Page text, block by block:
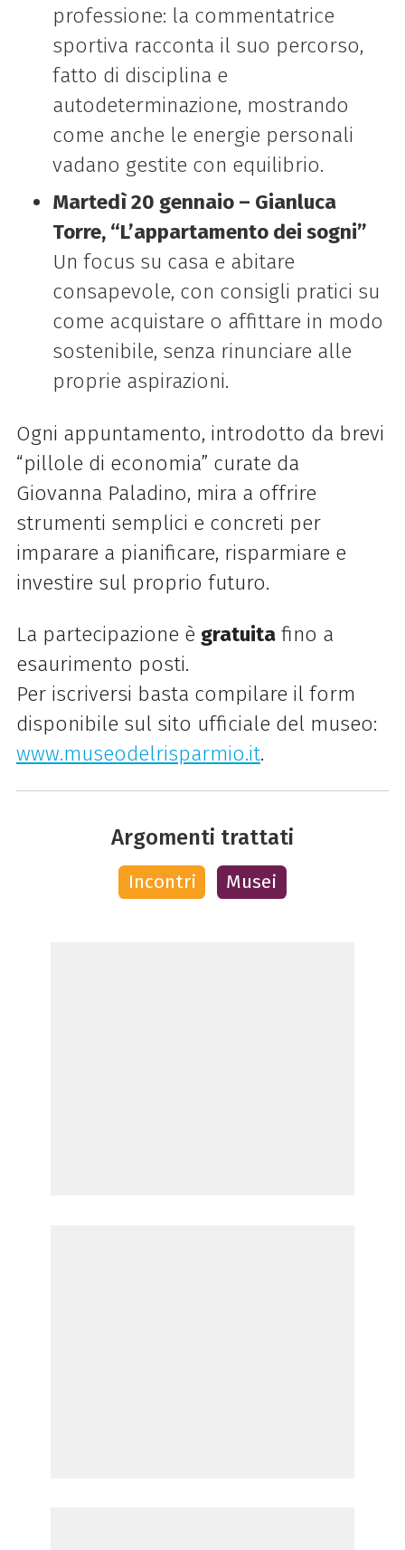
professione: la commentatrice
sportiva racconta il suo percorso,
fatto di disciplina e
autodeterminazione, mostrando
come anche le energie personali
vadano gestite con equilibrio.
Martedì 20 gennaio – Gianluca
Torre, “L’appartamento dei sogni”
Un focus su casa e abitare
consapevole, con consigli pratici su
come acquistare o affittare in modo
sostenibile, senza rinunciare alle
proprie aspirazioni.
Ogni appuntamento, introdotto da brevi
“pillole di economia” curate da
Giovanna Paladino, mira a offrire
strumenti semplici e concreti per
imparare a pianificare, risparmiare e
investire sul proprio futuro.
La partecipazione è gratuitafino a
esaurimento posti.
Per iscriversi basta compilare il form
disponibile sul sito ufficiale del museo:
www.museodelrisparmio.it.
Argomenti trattati
Incontri Musei